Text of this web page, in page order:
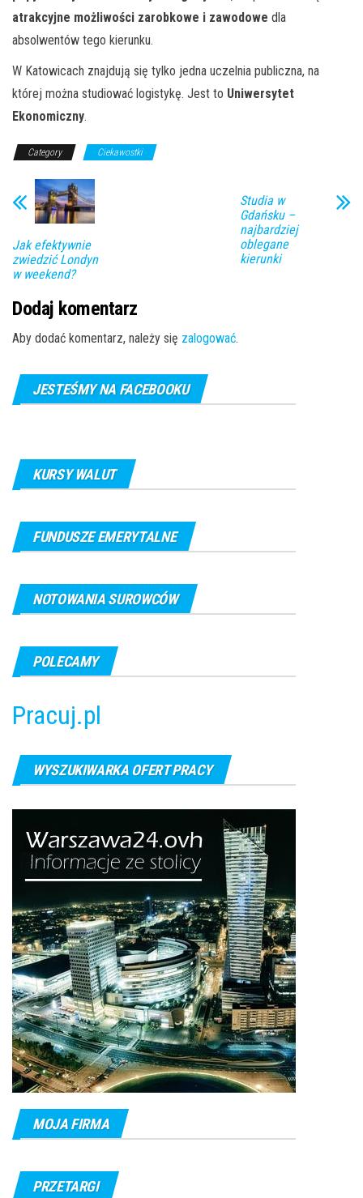
atrakcyjne możliwości zarobkowe i zawodowe dla
absolwentów tego kierunku.
W Katowicach znajdują się tylko jedna uczelnia publiczna, na
której można studiować logistykę. Jest to Uniwersytet
Ekonomiczny.
Category Ciekawostki
Jak efektywnie
zwiedzić Londyn
w weekend?
Studia w
Gdańsku –
najbardziej
oblegane
kierunki
Dodaj komentarz
Aby dodać komentarz, należy się zalogować.
JESTEŚMY NA FACEBOOKU
KURSY WALUT
FUNDUSZE EMERYTALNE
NOTOWANIA SUROWCÓW
POLECAMY
Pracuj.pl
WYSZUKIWARKA OFERT PRACY
MOJA FIRMA
PRZETARGI